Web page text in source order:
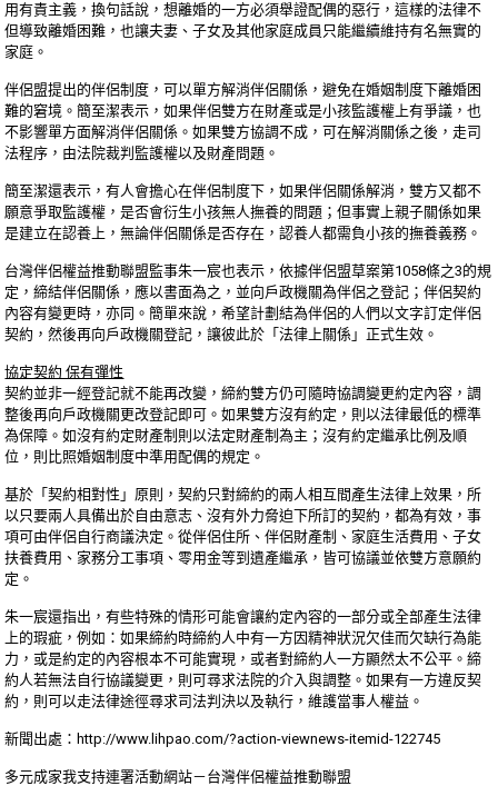
用有責主義，換句話說，想離婚的一方必須舉證配偶的惡行，這樣的法律不
但導致離婚困難，也讓夫妻、子女及其他家庭成員只能繼續維持有名無實的
家庭。
伴侶盟提出的伴侶制度，可以單方解消伴侶關係，避免在婚姻制度下離婚困
難的窘境。簡至潔表示，如果伴侶雙方在財產或是小孩監護權上有爭議，也
不影響單方面解消伴侶關係。如果雙方協調不成，可在解消關係之後，走司
法程序，由法院裁判監護權以及財產問題。
簡至潔還表示，有人會擔心在伴侶制度下，如果伴侶關係解消，雙方又都不
願意爭取監護權，是否會衍生小孩無人撫養的問題；但事實上親子關係如果
是建立在認養上，無論伴侶關係是否存在，認養人都需負小孩的撫養義務。
台灣伴侶權益推動聯盟監事朱一宸也表示，依據伴侶盟草案第1058條之3的規
定，締結伴侶關係，應以書面為之，並向戶政機關為伴侶之登記；伴侶契約
內容有變更時，亦同。簡單來說，希望計劃結為伴侶的人們以文字訂定伴侶
契約，然後再向戶政機關登記，讓彼此於「法律上關係」正式生效。
協定契約 保有彈性
契約並非一經登記就不能再改變，締約雙方仍可隨時協調變更約定內容，調
整後再向戶政機關更改登記即可。如果雙方沒有約定，則以法律最低的標準
為保障。如沒有約定財產制則以法定財產制為主；沒有約定繼承比例及順
位，則比照婚姻制度中準用配偶的規定。
基於「契約相對性」原則，契約只對締約的兩人相互間產生法律上效果，所
以只要兩人具備出於自由意志、沒有外力脅迫下所訂的契約，都為有效，事
項可由伴侶自行商議決定。從伴侶住所、伴侶財產制、家庭生活費用、子女
扶養費用、家務分工事項、零用金等到遺產繼承，皆可協議並依雙方意願約
定。
朱一宸還指出，有些特殊的情形可能會讓約定內容的一部分或全部產生法律
上的瑕疵，例如：如果締約時締約人中有一方因精神狀況欠佳而欠缺行為能
力，或是約定的內容根本不可能實現，或者對締約人一方顯然太不公平。締
約人若無法自行協議變更，則可尋求法院的介入與調整。如果有一方違反契
約，則可以走法律途徑尋求司法判決以及執行，維護當事人權益。
新聞出處： http://www.lihpao.com/?action-viewnews-itemid-122745
多元成家我支持連署活動網站－台灣伴侶權益推動聯盟